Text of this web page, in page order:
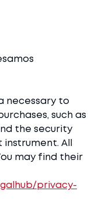
necessary to
such as
the security
All
may find their
privacy-